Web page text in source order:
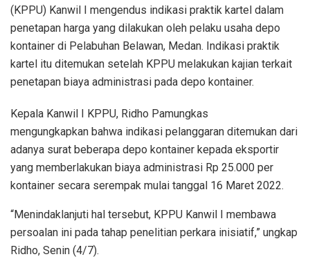
(KPPU) Kanwil I mengendus indikasi praktik kartel dalam
penetapan harga yang dilakukan oleh pelaku usaha depo
kontainer di Pelabuhan Belawan, Medan. Indikasi praktik
kartel itu ditemukan setelah KPPU melakukan kajian terkait
penetapan biaya administrasi pada depo kontainer.
Kepala Kanwil I KPPU, Ridho Pamungkas
mengungkapkan bahwa indikasi pelanggaran ditemukan dari
adanya surat beberapa depo kontainer kepada eksportir
yang memberlakukan biaya administrasi Rp 25.000 per
kontainer secara serempak mulai tanggal 16 Maret 2022.
“Menindaklanjuti hal tersebut, KPPU Kanwil I membawa
persoalan ini pada tahap penelitian perkara inisiatif,” ungkap
Ridho, Senin (4/7).